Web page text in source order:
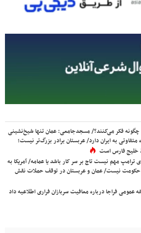
فکر می‌کنند؟/ مسجدجامعی: عمان تنها شیخ‌نشینی
به ایران دارد/ عربستان برادر بزرگ‌تر نیست؛
خلیج فارس است
ترامپ مهم نیست تاج بر سر کار باشد یا عمامه/ آمریکا به
حکومت نیست/ عمان و عربستان در توقف حملات نقش
عمومی فراجا درباره معافیت سربازان فراری اطلاعیه داد